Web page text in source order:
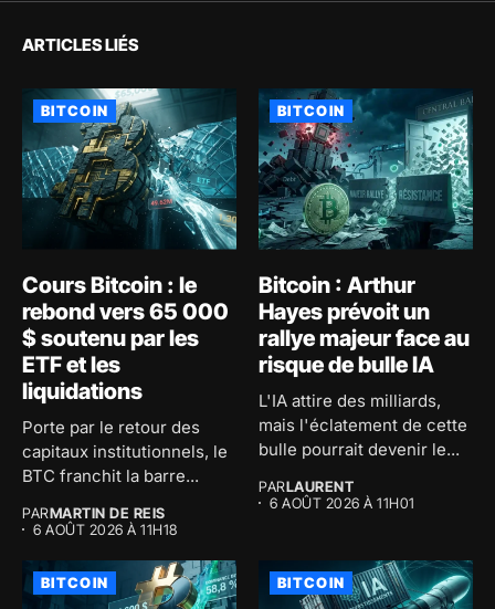
ARTICLES LIÉS
BITCOIN
Cours Bitcoin : le
rebond vers 65 000
$ soutenu par les
ETF et les
liquidations
Porte par le retour des
capitaux institutionnels, le
BTC franchit la barre...
PARMARTIN DE REIS
6 AOÛT 2026 À 11H18
BITCOIN
Bitcoin : Arthur
Hayes prévoit un
rallye majeur face au
risque de bulle IA
L'IA attire des milliards,
mais l'éclatement de cette
bulle pourrait devenir le...
PARLAURENT
6 AOÛT 2026 À 11H01
BITCOIN BITCOIN